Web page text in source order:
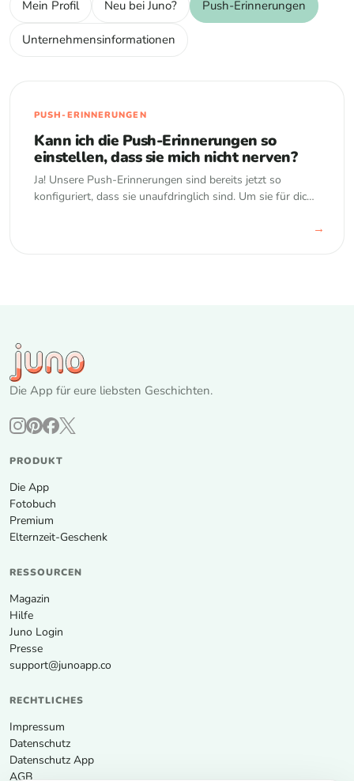
Mein Profil Neu bei Juno? Push-Erinnerungen
Unternehmensinformationen
PUSH-ERINNERUNGEN
Kann ich die Push-Erinnerungen so
einstellen, dass sie mich nicht nerven?
Ja! Unsere Push-Erinnerungen sind bereits jetzt so
konfiguriert, dass sie unaufdringlich sind. Um sie für dich
→
Die App für eure liebsten Geschichten.
PRODUKT
Die App
Fotobuch
Premium
Elternzeit-Geschenk
RESSOURCEN
Magazin
Hilfe
Juno Login
Presse
support@junoapp.co
RECHTLICHES
Impressum
Datenschutz
Datenschutz App
AGB